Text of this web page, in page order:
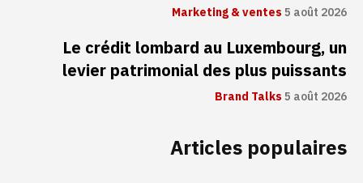
Marketing & ventes5 août 2026
Le crédit lombard au Luxembourg, un
levier patrimonial des plus puissants
Brand Talks5 août 2026
Articles populaires